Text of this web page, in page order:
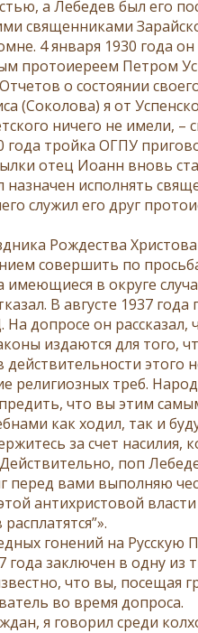
а Ле­бе­дев был его
свя­щен­ни­ка­ми
4 ян­ва­ря 1930 го­да
про­то­и­е­ре­ем Пет­ром
о со­сто­я­нии
(Со­ко­ло­ва) я от
ни­че­го не име­ли, –
го­да трой­ка ОГПУ
отец Иоанн вновь
ис­пол­нять
слу­жил его друг
Рож­де­ства
со­вер­шить по
в окру­ге
В ав­гу­сте 1937
до­про­се он рас­ска­зал,
из­да­ют­ся для
дей­стви­тель­но­сти
ре­ли­ги­оз­ных треб.
что вы этим
как хо­дил, так и
за счет
Дей­стви­тель­но, поп
пе­ред ва­ми вы­пол­няю
ан­ти­хри­сто­вой
го­не­ний на
го­да за­клю­чен в од­ну
что вы, по­се­щая
во вре­мя до­про­са.
я го­во­рил сре­ди